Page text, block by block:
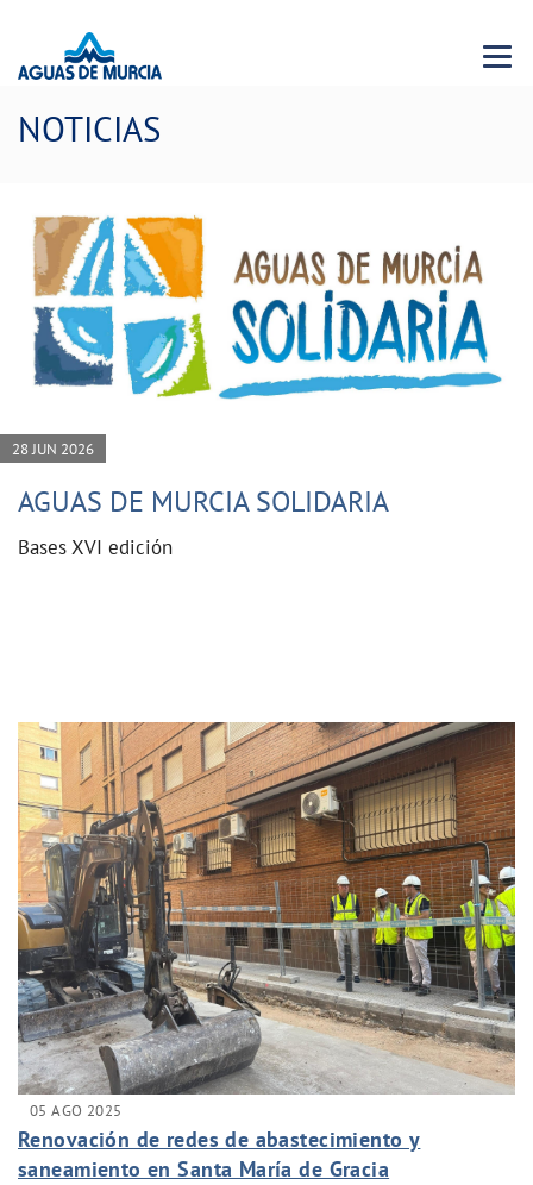
Menu
NOTICIAS
28 JUN 2026
AGUAS DE MURCIA SOLIDARIA
Bases XVI edición
05 AGO 2025
Renovación de redes de abastecimiento y
saneamiento en Santa María de Gracia